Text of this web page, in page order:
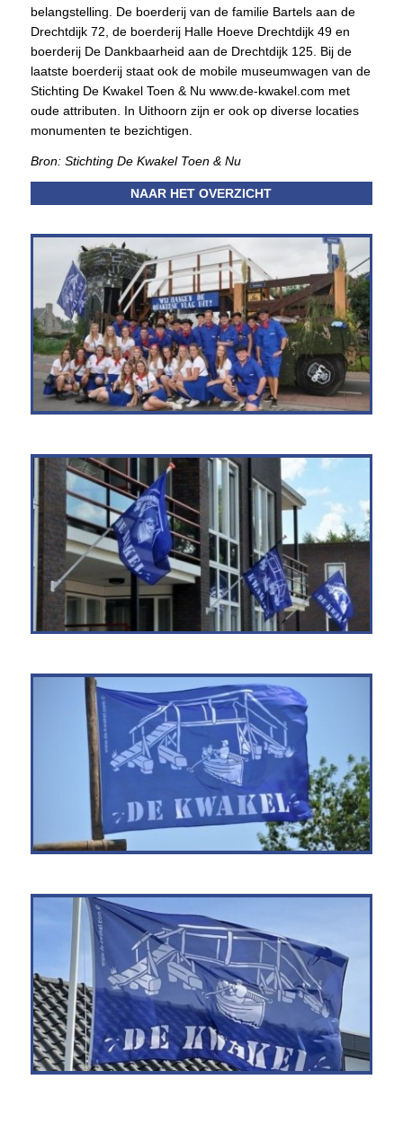
belangstelling. De boerderij van de familie Bartels aan de
Drechtdijk 72, de boerderij Halle Hoeve Drechtdijk 49 en
boerderij De Dankbaarheid aan de Drechtdijk 125. Bij de
laatste boerderij staat ook de mobile museumwagen van de
Stichting De Kwakel Toen & Nu www.de-kwakel.com met
oude attributen. In Uithoorn zijn er ook op diverse locaties
monumenten te bezichtigen.
Bron: Stichting De Kwakel Toen & Nu
NAAR HET OVERZICHT